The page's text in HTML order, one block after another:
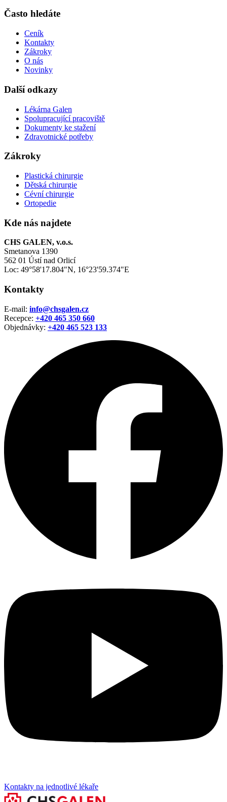
Často hledáte
Ceník
Kontakty
Zákroky
O nás
Novinky
Další odkazy
Lékárna Galen
Spolupracující pracoviště
Dokumenty ke stažení
Zdravotnické potřeby
Zákroky
Plastická chirurgie
Dětská chirurgie
Cévní chirurgie
Ortopedie
Kde nás najdete
CHS GALEN, v.o.s.
Smetanova 1390
562 01 Ústí nad Orlicí
Loc: 49°58'17.804"N, 16°23'59.374"E
Kontakty
E-mail: info@chsgalen.cz
Recepce: +420 465 350 660
Objednávky: +420 465 523 133
Kontakty na jednotlivé lékaře